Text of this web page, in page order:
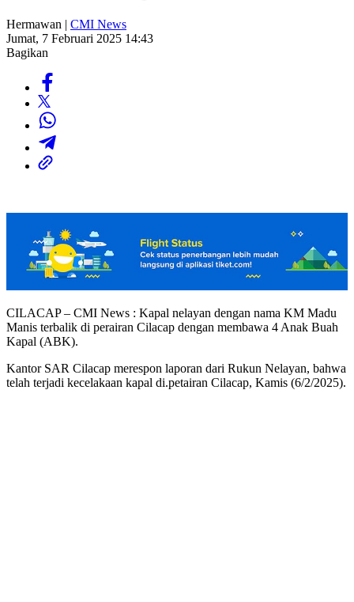
Hermawan | CMI News
Jumat, 7 Februari 2025 14:43
Bagikan
CILACAP – CMI News : Kapal nelayan dengan nama KM Madu
Manis terbalik di perairan Cilacap dengan membawa 4 Anak Buah
Kapal (ABK).
Kantor SAR Cilacap merespon laporan dari Rukun Nelayan, bahwa
telah terjadi kecelakaan kapal di.petairan Cilacap, Kamis (6/2/2025).